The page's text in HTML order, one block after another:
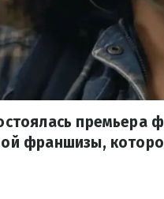
премьера
франшизы,